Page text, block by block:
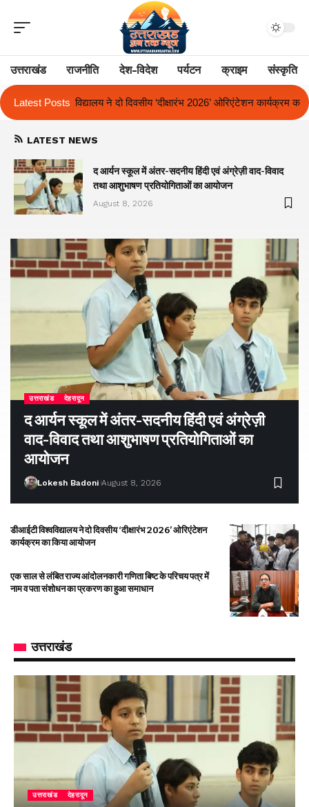
उत्तराखंड राजनीति देश-विदेश पर्यटन क्राइम संस्कृति
Latest Posts
‘दीक्षारंभ 2026’ ओरिएंटेशन कार्यक्रम का किया आयोजन एक साल से लंबित
LATEST NEWS
द आर्यन स्कूल में अंतर-सदनीय हिंदी एवं अंग्रेज़ी वाद-विवाद
तथा आशुभाषण प्रतियोगिताओं का आयोजन
August 8, 2026
उत्तराखंड देहरादून
द आर्यन स्कूल में अंतर-सदनीय हिंदी एवं अंग्रेज़ी
वाद-विवाद तथा आशुभाषण प्रतियोगिताओं का
आयोजन
Lokesh Badoni August 8, 2026
डीआईटी विश्वविद्यालय ने दो दिवसीय ‘दीक्षारंभ 2026’ ओरिएंटेशन
कार्यक्रम का किया आयोजन
एक साल से लंबित राज्य आंदोलनकारी गणिता बिष्ट के परिचय पत्र में
नाम व पता संशोधन का प्रकरण का हुआ समाधान
उत्तराखंड
उत्तराखंड देहरादून